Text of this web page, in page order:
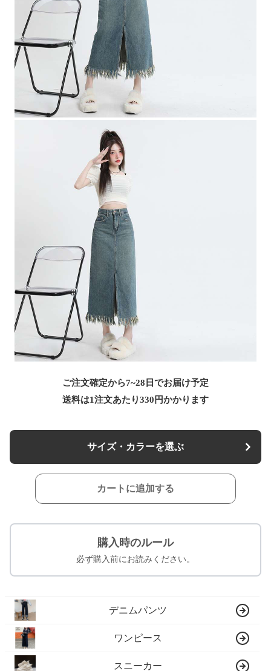
ご注文確定から7~28日でお届け予定
送料は1注文あたり330 円かかります
サイズ・カラーを選ぶ
カートに追加する
購入時のルール
必ず購入前にお読みください。
デニムパンツ
ワンピース
スニーカー